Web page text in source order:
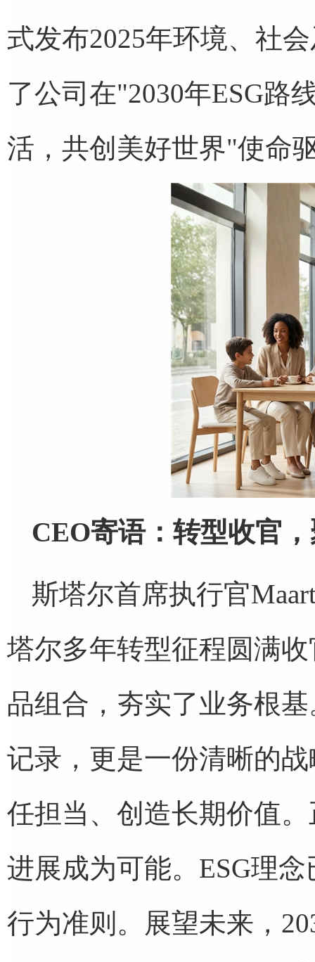
式发布2025年环境、社
了公司在"2030年ESG路
活，共创美好世界"使命
CEO寄语：转型收官
斯塔尔首席执行官
塔尔多年转型征程圆满
品组合，夯实了业务根
记录，更是一份清晰的
任担当、创造长期价值
进展成为可能。ESG理
行为准则。展望未来，